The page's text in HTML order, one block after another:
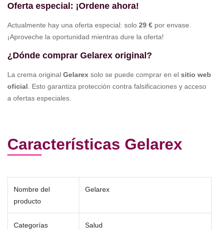
Oferta especial: ¡Ordene ahora!
Actualmente hay una oferta especial: solo 29 € por envase.
¡Aproveche la oportunidad mientras dure la oferta!
¿Dónde comprar Gelarex original?
La crema original Gelarex solo se puede comprar en el sitio web
oficial . Esto garantiza protección contra falsificaciones y acceso
a ofertas especiales.
Características Gelarex
Nombre del
producto
Gelarex
Categorías Salud